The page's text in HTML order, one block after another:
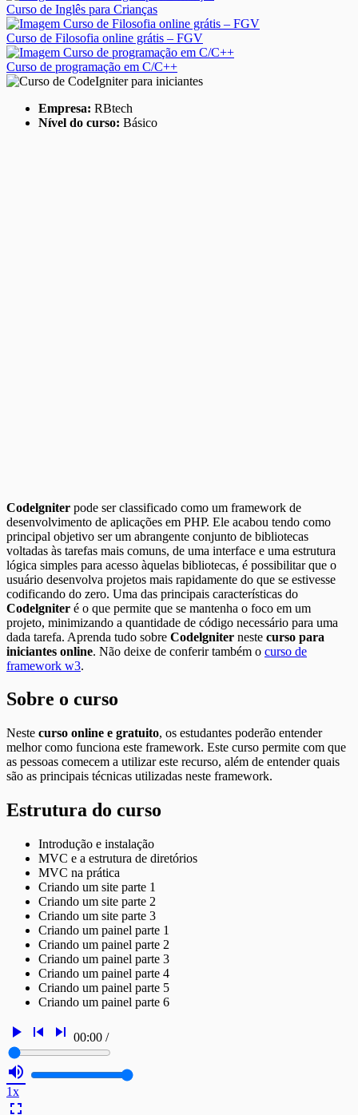
Curso de Inglês para Crianças
Curso de Filosofia online grátis – FGV
Curso de programação em C/C++
Empresa: RBtech
Nível do curso: Básico
Codelgniter pode ser classificado como um framework de
desenvolvimento de aplicações em PHP. Ele acabou tendo como
principal objetivo ser um abrangente conjunto de bibliotecas
voltadas às tarefas mais comuns, de uma interface e uma estrutura
lógica simples para acesso àquelas bibliotecas, é possibilitar que o
usuário desenvolva projetos mais rapidamente do que se estivesse
codificando do zero. Uma das principais características do
Codelgniter é o que permite que se mantenha o foco em um
projeto, minimizando a quantidade de código necessário para uma
dada tarefa. Aprenda tudo sobre Codelgniter neste curso para
iniciantes online. Não deixe de conferir também o curso de
framework w3.
Sobre o curso
Neste curso online e gratuito, os estudantes poderão entender
melhor como funciona este framework. Este curso permite com que
as pessoas comecem a utilizar este recurso, além de entender quais
são as principais técnicas utilizadas neste framework.
Estrutura do curso
Introdução e instalação
MVC e a estrutura de diretórios
MVC na prática
Criando um site parte 1
Criando um site parte 2
Criando um site parte 3
Criando um painel parte 1
Criando um painel parte 2
Criando um painel parte 3
Criando um painel parte 4
Criando um painel parte 5
Criando um painel parte 6
play_arrow skip_previous skip_next 00:00 /
volume_up
1x
fullscreen